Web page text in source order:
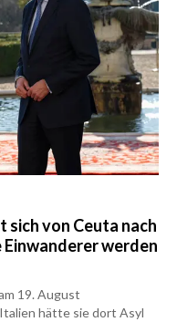
von Ceuta nach
werden
19. August
hätte sie dort Asyl